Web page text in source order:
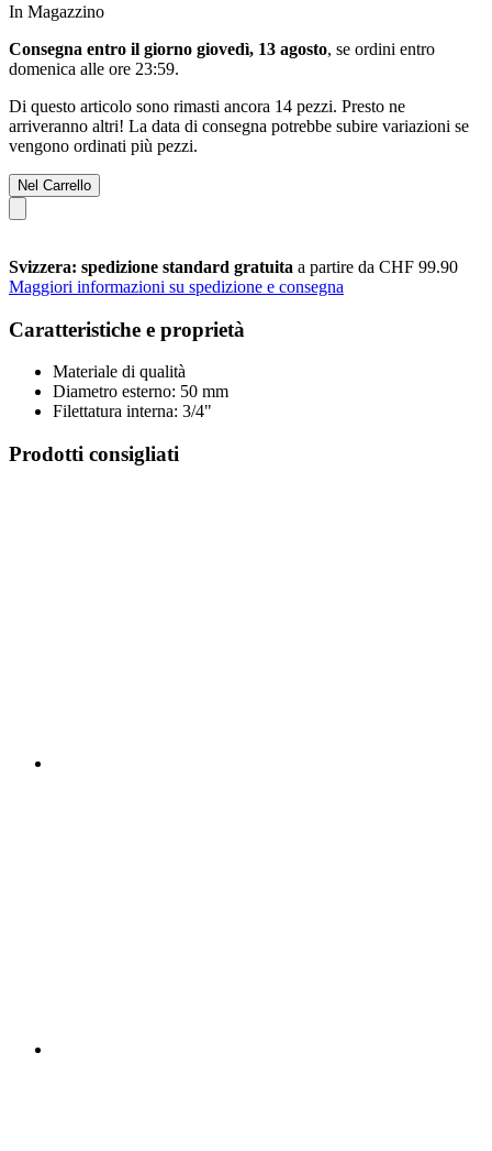
In Magazzino
Consegna entro il giorno giovedì, 13 agosto, se ordini entro
domenica alle ore 23:59.
Di questo articolo sono rimasti ancora 14 pezzi. Presto ne
arriveranno altri! La data di consegna potrebbe subire variazioni se
vengono ordinati più pezzi.
Nel Carrello
Svizzera: spedizione standard gratuita a partire da CHF 99.90
Maggiori informazioni su spedizione e consegna
Caratteristiche e proprietà
Materiale di qualità
Diametro esterno: 50 mm
Filettatura interna: 3/4"
Prodotti consigliati